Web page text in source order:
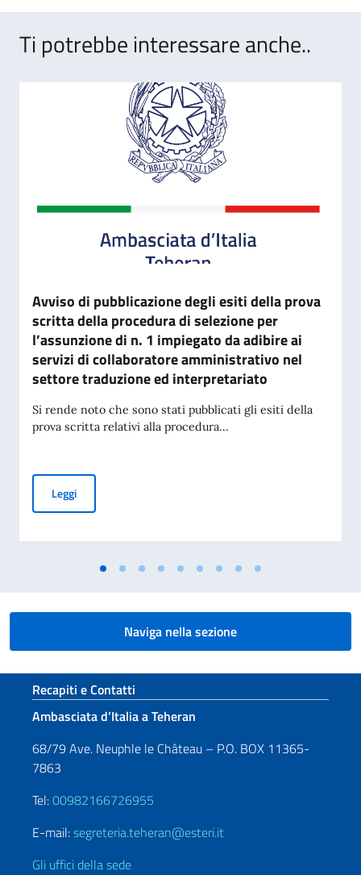
Ti potrebbe interessare anche..
Avviso di pubblicazione degli esiti della prova
scritta della procedura di selezione per
l’assunzione di n. 1 impiegato da adibire ai
servizi di collaboratore amministrativo nel
settore traduzione ed interpretariato
Si rende noto che sono stati pubblicati gli esiti della
prova scritta relativi alla procedura...
LeggiAvviso di pubblicazione degli esiti della prova scritta della
Naviga nella sezione
Sezione footer
Recapiti e Contatti
Ambasciata d’Italia a Teheran
68/79 Ave. Neuphle le Château – P.O. BOX 11365-
7863
Tel:00982166726955
E-mail:segreteria.teheran@esteri.it
Gli uffici della sede